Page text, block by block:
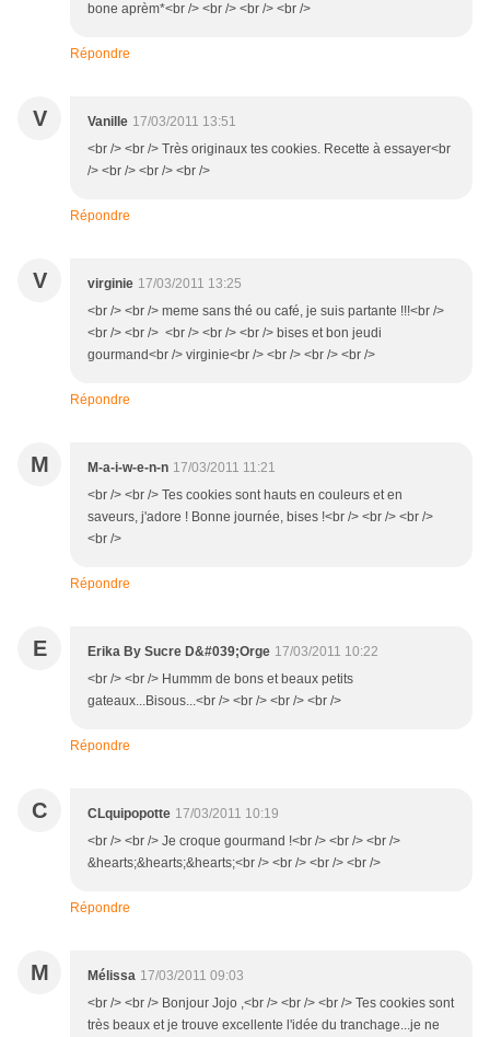
bone aprèm*<br /> <br /> <br /> <br />
Répondre
V Vanille 17/03/2011 13:51
<br /> <br /> Très originaux tes cookies. Recette à essayer<br
/> <br /> <br /> <br />
Répondre
V virginie 17/03/2011 13:25
<br /> <br /> meme sans thé ou café, je suis partante !!!<br />
<br /> <br /> <br /> <br /> <br /> bises et bon jeudi
gourmand<br /> virginie<br /> <br /> <br /> <br />
Répondre
M M-a-i-w-e-n-n 17/03/2011 11:21
<br /> <br /> Tes cookies sont hauts en couleurs et en
saveurs, j'adore ! Bonne journée, bises !<br /> <br /> <br />
<br />
Répondre
E Erika By Sucre D&#039;Orge 17/03/2011 10:22
<br /> <br /> Hummm de bons et beaux petits
gateaux...Bisous...<br /> <br /> <br /> <br />
Répondre
C CLquipopotte 17/03/2011 10:19
<br /> <br /> Je croque gourmand !<br /> <br /> <br />
&hearts;&hearts;&hearts;<br /> <br /> <br /> <br />
Répondre
M Mélissa 17/03/2011 09:03
<br /> <br /> Bonjour Jojo ,<br /> <br /> <br /> Tes cookies sont
très beaux et je trouve excellente l'idée du tranchage...je ne